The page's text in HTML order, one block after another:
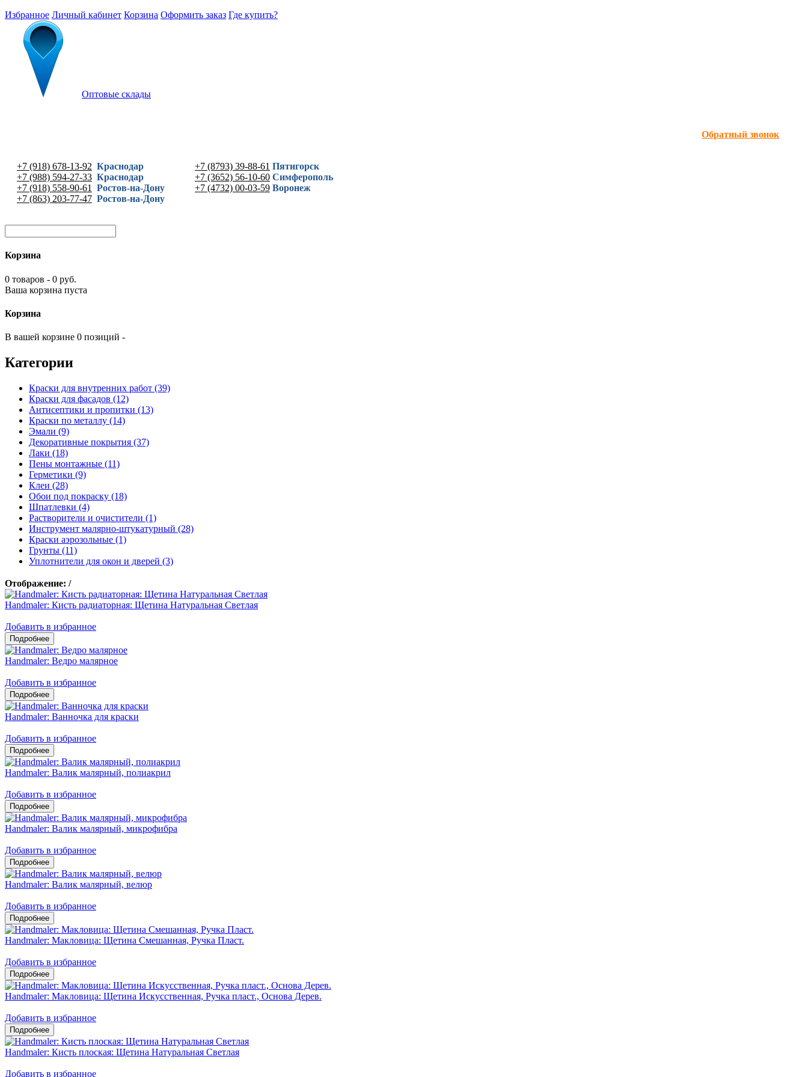
Избранное Личный кабинет Корзина Оформить заказ Где купить?
Оптовые склады
Обратный звонок
+7 (918) 678-13-92 Краснодар
+7 (988) 594-27-33 Краснодар
+7 (918) 558-90-61
Ростов-на-Дону
+7 (863) 203-77-47 Ростов-на-Дону
+7 (8793) 39-88-61 Пятигорск
+7 (3652) 56-10-60 Симферополь
+7 (4732) 00-03-59 Воронеж
Корзина
0 товаров - 0 руб.
Ваша корзина пуста
Корзина
В вашей корзине 0 позиций -
Категории
Краски для внутренних работ (39)
Краски для фасадов (12)
Антисептики и пропитки (13)
Краски по металлу (14)
Эмали (9)
Декоративные покрытия (37)
Лаки (18)
Пены монтажные (11)
Герметики (9)
Клеи (28)
Обои под покраску (18)
Шпатлевки (4)
Растворители и очистители (1)
Инструмент малярно-штукатурный (28)
Краски аэрозольные (1)
Грунты (11)
Уплотнители для окон и дверей (3)
Отображение: /
Handmaler: Кисть радиаторная: Щетина Натуральная Светлая
Добавить в избранное
Handmaler: Ведро малярное
Добавить в избранное
Handmaler: Ванночка для краски
Добавить в избранное
Handmaler: Валик малярный, полиакрил
Добавить в избранное
Handmaler: Валик малярный, микрофибра
Добавить в избранное
Handmaler: Валик малярный, велюр
Добавить в избранное
Handmaler: Макловица: Щетина Смешанная, Ручка Пласт.
Добавить в избранное
Handmaler: Макловица: Щетина Искусственная, Ручка пласт., Основа Дерев.
Добавить в избранное
Handmaler: Кисть плоская: Щетина Натуральная Светлая
Добавить в избранное